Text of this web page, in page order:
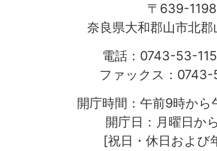
〒639-1198
奈良県大和郡山市北
電話：0743-53-
ファックス：
開庁時間：午前9時か
開庁日：月曜日か
[祝日・休日および